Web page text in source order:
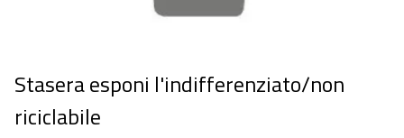
Stasera esponi l'indifferenziato/non
riciclabile